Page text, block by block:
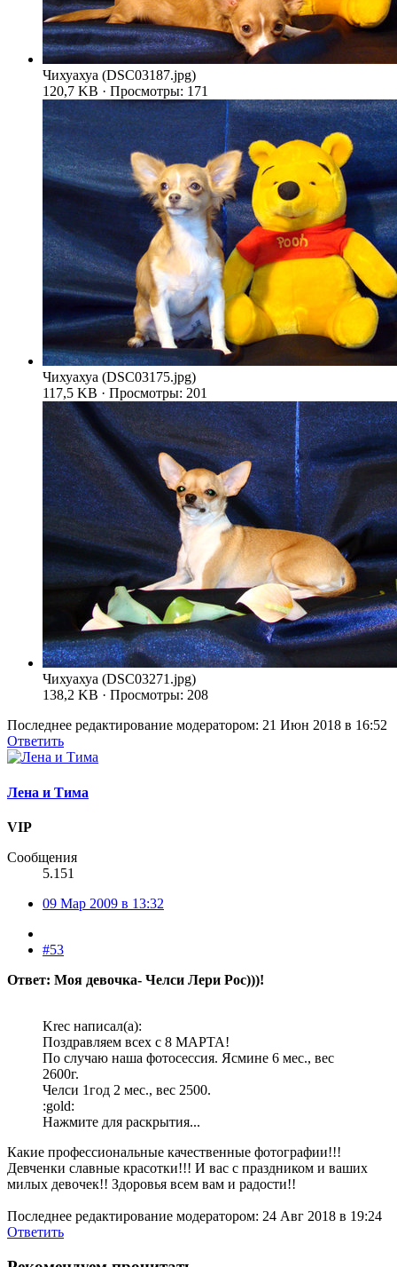
Чихуахуа (DSC03187.jpg)
120,7 KB · Просмотры: 171
Чихуахуа (DSC03175.jpg)
117,5 KB · Просмотры: 201
Чихуахуа (DSC03271.jpg)
138,2 KB · Просмотры: 208
Последнее редактирование модератором: 21 Июн 2018 в 16:52
Ответить
Лена и Тима
VIP
Сообщения
5.151
09 Мар 2009 в 13:32
#53
Ответ: Моя девочка- Челси Лери Рос)))!
Krec написал(а):
Поздравляем всех с 8 МАРТА!
По случаю наша фотосессия. Ясмине 6 мес., вес
2600г.
Челси 1год 2 мес., вес 2500.
:gold:
Нажмите для раскрытия...
Какие профессиональные качественные фотографии!!!
Девченки славные красотки!!! И вас с праздником и ваших
милых девочек!! Здоровья всем вам и радости!!
Последнее редактирование модератором: 24 Авг 2018 в 19:24
Ответить